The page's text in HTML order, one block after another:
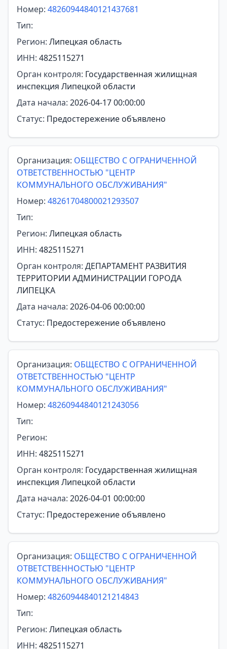
Номер: 48260944840121437681
Тип:
Регион: Липецкая область
ИНН: 4825115271
Орган контроля: Государственная жилищная
инспекция Липецкой области
Дата начала: 2026-04-17 00:00:00
Статус: Предостережение объявлено
Организация: ОБЩЕСТВО С ОГРАНИЧЕННОЙ
ОТВЕТСТВЕННОСТЬЮ "ЦЕНТР
КОММУНАЛЬНОГО ОБСЛУЖИВАНИЯ"
Номер: 48261704800021293507
Тип:
Регион: Липецкая область
ИНН: 4825115271
Орган контроля: ДЕПАРТАМЕНТ РАЗВИТИЯ
ТЕРРИТОРИИ АДМИНИСТРАЦИИ ГОРОДА
ЛИПЕЦКА
Дата начала: 2026-04-06 00:00:00
Статус: Предостережение объявлено
Организация: ОБЩЕСТВО С ОГРАНИЧЕННОЙ
ОТВЕТСТВЕННОСТЬЮ "ЦЕНТР
КОММУНАЛЬНОГО ОБСЛУЖИВАНИЯ"
Номер: 48260944840121243056
Тип:
Регион:
ИНН: 4825115271
Орган контроля: Государственная жилищная
инспекция Липецкой области
Дата начала: 2026-04-01 00:00:00
Статус: Предостережение объявлено
Организация: ОБЩЕСТВО С ОГРАНИЧЕННОЙ
ОТВЕТСТВЕННОСТЬЮ "ЦЕНТР
КОММУНАЛЬНОГО ОБСЛУЖИВАНИЯ"
Номер: 48260944840121214843
Тип:
Регион: Липецкая область
ИНН: 4825115271